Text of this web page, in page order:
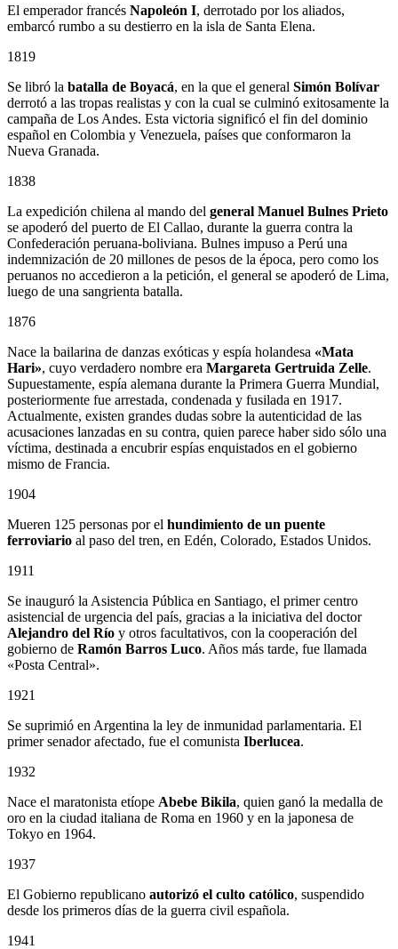
El emperador francés Napoleón I, derrotado por los aliados,
embarcó rumbo a su destierro en la isla de Santa Elena.
1819
Se libró la batalla de Boyacá, en la que el general Simón Bolívar
derrotó a las tropas realistas y con la cual se culminó exitosamente la
campaña de Los Andes. Esta victoria significó el fin del dominio
español en Colombia y Venezuela, países que conformaron la
Nueva Granada.
1838
La expedición chilena al mando del general Manuel Bulnes Prieto
se apoderó del puerto de El Callao, durante la guerra contra la
Confederación peruana-boliviana. Bulnes impuso a Perú una
indemnización de 20 millones de pesos de la época, pero como los
peruanos no accedieron a la petición, el general se apoderó de Lima,
luego de una sangrienta batalla.
1876
Nace la bailarina de danzas exóticas y espía holandesa «Mata
Hari», cuyo verdadero nombre era Margareta Gertruida Zelle.
Supuestamente, espía alemana durante la Primera Guerra Mundial,
posteriormente fue arrestada, condenada y fusilada en 1917.
Actualmente, existen grandes dudas sobre la autenticidad de las
acusaciones lanzadas en su contra, quien parece haber sido sólo una
víctima, destinada a encubrir espías enquistados en el gobierno
mismo de Francia.
1904
Mueren 125 personas por el hundimiento de un puente
ferroviario al paso del tren, en Edén, Colorado, Estados Unidos.
1911
Se inauguró la Asistencia Pública en Santiago, el primer centro
asistencial de urgencia del país, gracias a la iniciativa del doctor
Alejandro del Río y otros facultativos, con la cooperación del
gobierno de Ramón Barros Luco. Años más tarde, fue llamada
«Posta Central».
1921
Se suprimió en Argentina la ley de inmunidad parlamentaria. El
primer senador afectado, fue el comunista Iberlucea.
1932
Nace el maratonista etíope Abebe Bikila, quien ganó la medalla de
oro en la ciudad italiana de Roma en 1960 y en la japonesa de
Tokyo en 1964.
1937
El Gobierno republicano autorizó el culto católico, suspendido
desde los primeros días de la guerra civil española.
1941